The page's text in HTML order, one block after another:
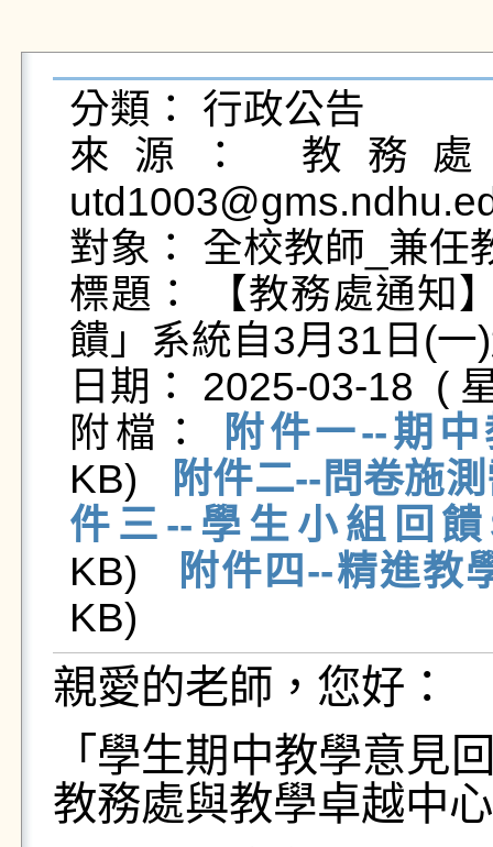
分類： 行政公告
來源： 教務
對象： 全校教師_兼任
標題： 【教務處通知
饋」系統自3月31日(一
日期： 2025-03-18  (
附檔：
附件一--期
KB)
附件二--問卷施
件三--學生小組回
KB)
附件四--精進教
KB)
親愛的老師，您好：
「學生期中教學意見
教務處與教學卓越中